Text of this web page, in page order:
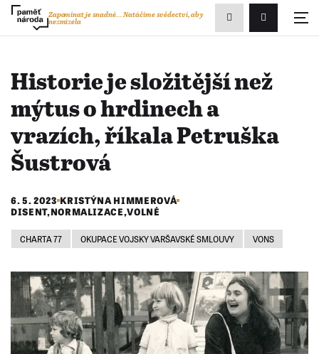
Přihlášení/
Zapomínat je snadné...Natáčíme svědectví, aby
nezmizela
Zobrazit
vyhledávání
Historie je složitější než
mýtus o hrdinech a
vrazích, říkala Petruška
Šustrová
6. 5. 2023 KRISTÝNA HIMMEROVÁ
DISENT,NORMALIZACE,VOLNÉ
CHARTA 77 OKUPACE VOJSKY VARŠAVSKÉ SMLOUVY VONS